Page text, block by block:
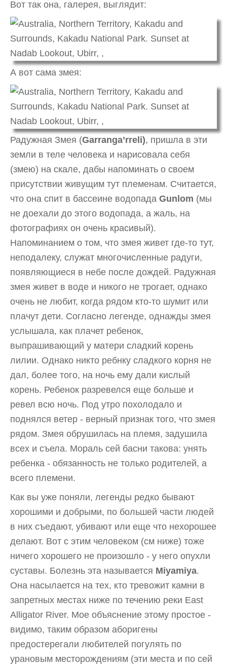
Вот так она, галерея, выглядит:
А вот сама змея:
Радужная Змея (Garranga’rreli), пришла в эти
земли в теле человека и нарисовала себя
(змею) на скале, дабы напоминать о своем
присутствии живущим тут племенам. Считается,
что она спит в бассеине водопада Gunlom (мы
не доехали до этого водопада, а жаль, на
фотографиях он очень красивый).
Напоминанием о том, что змея живет где-то тут,
неподалеку, служат многочисленные радуги,
появляющиеся в небе после дождей. Радужная
змея живет в воде и никого не трогает, однако
очень не любит, когда рядом кто-то шумит или
плачут дети. Согласно легенде, однажды змея
услышала, как плачет ребенок,
выпрашивающий у матери сладкий корень
лилии. Однако никто ребнку сладкого корня не
дал, более того, на ночь ему дали кислый
корень. Ребенок разревелся еще больше и
ревел всю ночь. Под утро похолодало и
поднялся ветер - верный признак того, что змея
рядом. Змея обрушилась на племя, задушила
всех и съела. Мораль сей басни такова: унять
ребенка - обязанность не только родителей, а
всего племени.
Как вы уже поняли, легенды редко бывают
хорошими и добрыми, по большей части людей
в них съедают, убивают или еще что нехорошее
делают. Вот с этим человеком (см ниже) тоже
ничего хорошего не произошло - у него опухли
суставы. Болезнь эта называется Miyamiya.
Она насылается на тех, кто тревожит камни в
запретных местах ниже по течению реки East
Alligator River. Мое объяснение этому простое -
видимо, таким образом аборигены
предостерегали любителей погулять по
урановым месторождениям (эти места и по сей